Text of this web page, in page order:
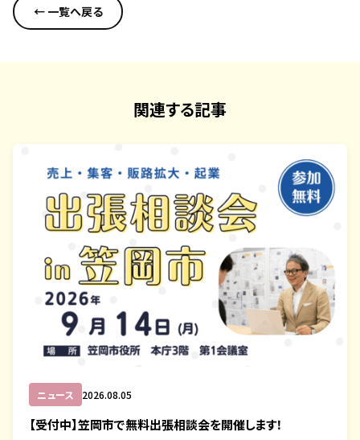
← 一覧へ戻る
関連する記事
ニュース 2026.08.05
【受付中】笠岡市で無料出張相談会を開催します！